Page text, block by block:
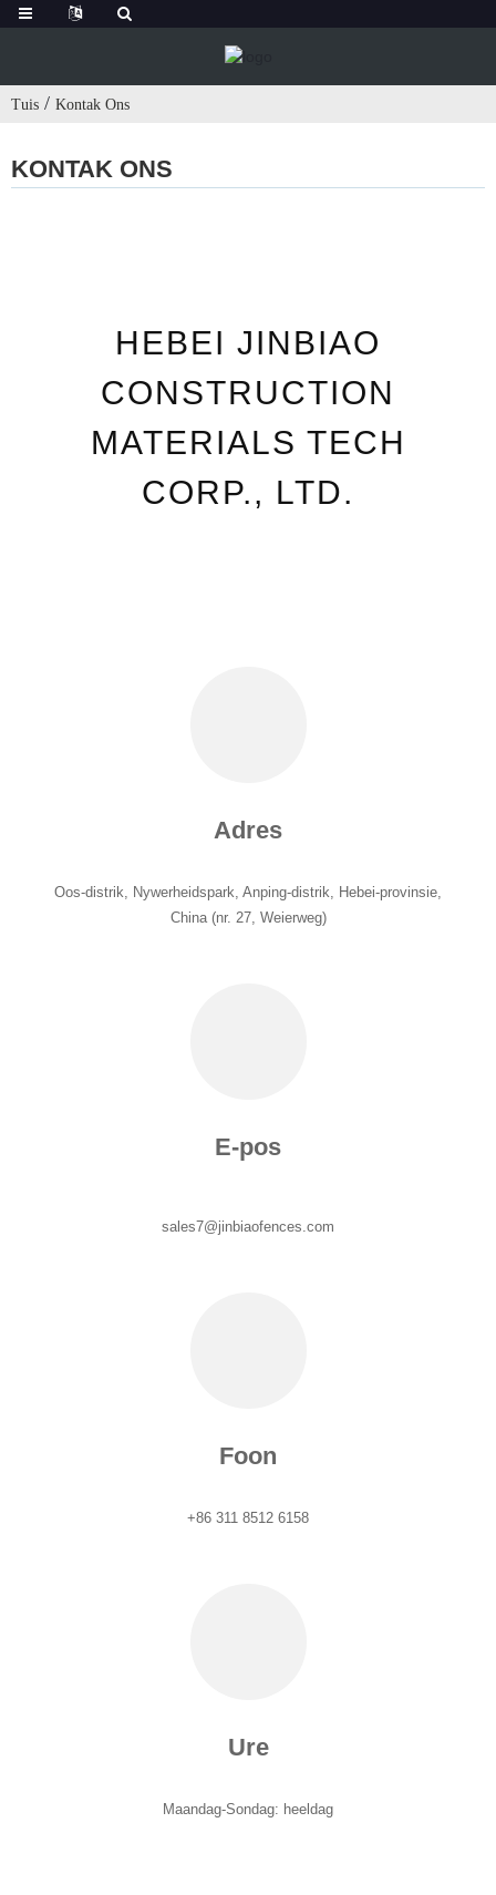
Tuis Kontak Ons
KONTAK ONS
HEBEI JINBIAO
CONSTRUCTION
MATERIALS TECH
CORP., LTD.
Adres
Oos-distrik, Nywerheidspark, Anping-distrik, Hebei-provinsie,
China (nr. 27, Weierweg)
E-pos
sales7@jinbiaofences.com
Foon
+86 311 8512 6158
Ure
Maandag-Sondag: heeldag